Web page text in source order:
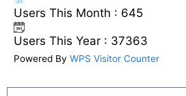
Users This Month : 645
Users This Year : 37363
Powered By WPS Visitor Counter